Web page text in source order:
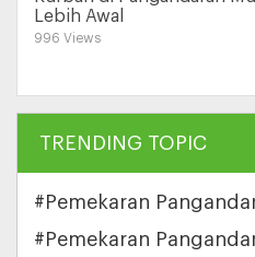
Lebih Awal
996 Views
TRENDING TOPIC
#Pemekaran
#Pemekaran